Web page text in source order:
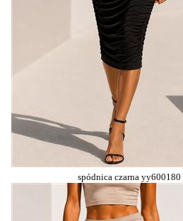
spódnica czarna yy600180